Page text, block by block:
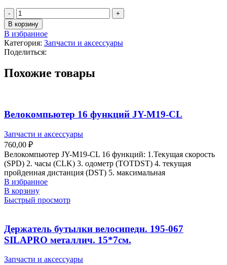
В корзину
В избранное
Категория: Запчасти и аксессуары
Поделиться:
Похожие товары
Велокомпьютер 16 функций JY-M19-CL
Запчасти и аксессуары
760,00 ₽
Велокомпьютер JY-M19-CL 16 функций: 1.Текущая скорость
(SPD) 2. часы (CLK) 3. одометр (TOTDST) 4. текущая
пройденная дистанция (DST) 5. максимальная
В избранное
В корзину
Быстрый просмотр
Держатель бутылки велосипедн. 195-067
SILAPRO металлич. 15*7см.
Запчасти и аксессуары